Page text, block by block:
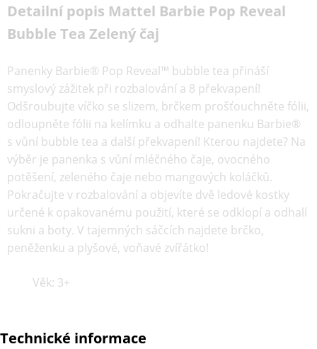
Detailní popis Mattel Barbie Pop Reveal
Bubble Tea Zelený čaj
Panenky Barbie® Pop Reveal™ bubble tea přináší
smyslový zážitek při rozbalování a 8 překvapení!
Odšroubujte víčko se slizem, brčkem prošťouchněte fólii,
odloupněte fólii na kelímku a odhalte panenku Barbie®
s vůní bubble tea a další překvapení! Kterou najdete? Na
výběr je panenka s vůní mléčného čaje, ovocného
potěšení, zeleného čaje nebo mangových koláčků.
Pokračujte v rozbalování a objevíte dvě ledové kostky
určené k opakovanému použití, které se odklopí a odhalí
sukni a boty. V tajemných sáčcích najdete brčko,
peněženku a plyšové, voňavé zvířátko!
Věk: 3+
Technické informace